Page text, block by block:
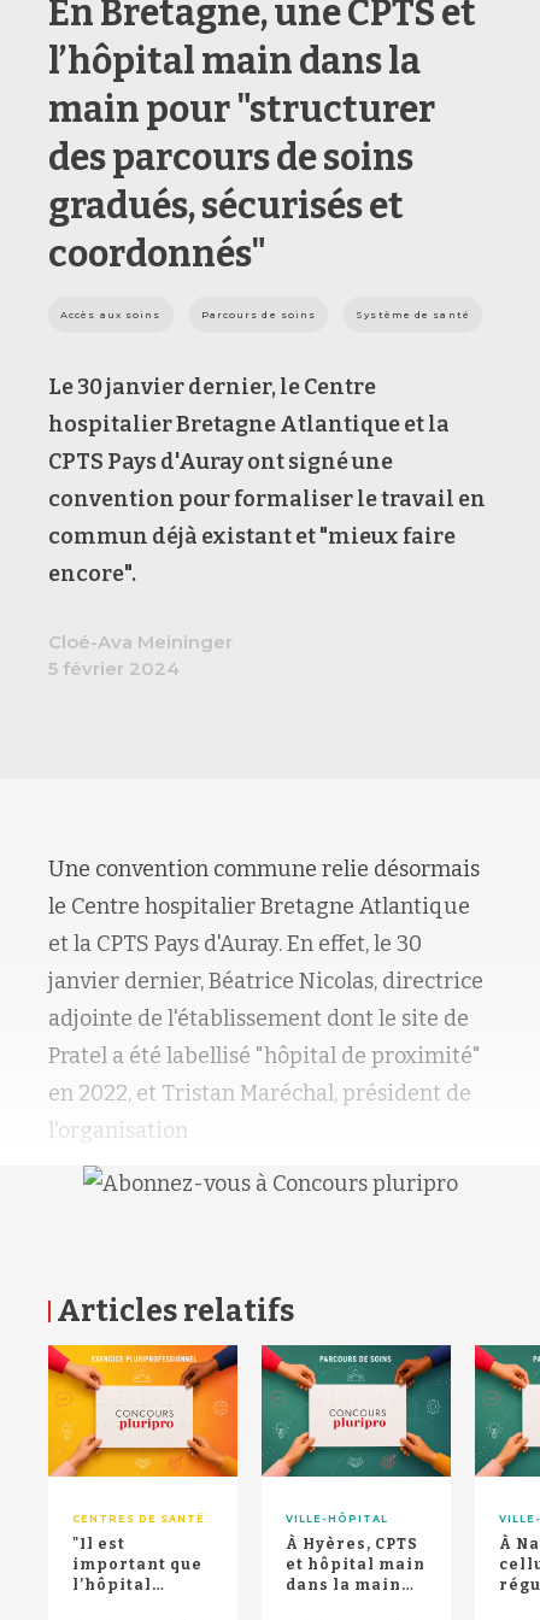
En Bretagne, une CPTS et
l’hôpital main dans la
main pour "structurer
des parcours de soins
gradués, sécurisés et
coordonnés"
Accès aux soins Parcours de soins Système de santé
Le 30 janvier dernier, le Centre
hospitalier Bretagne Atlantique et la
CPTS Pays d'Auray ont signé une
convention pour formaliser le travail en
commun déjà existant et "mieux faire
encore".
Cloé-Ava Meininger
5 février 2024
Une convention commune relie désormais
le Centre hospitalier Bretagne Atlantique
et la CPTS Pays d'Auray. En effet, le 30
janvier dernier, Béatrice Nicolas, directrice
adjointe de l'établissement dont le site de
Pratel a été labellisé "hôpital de proximité"
en 2022, et Tristan Maréchal, président de
l'organisation
Articles relatifs
CENTRES DE SANTÉ
"Il est
important que
l’hôpital
VILLE-HÔPITAL
À Hyères, CPTS
et hôpital main
dans la main
À
RETOUR HAUT DE PAGE